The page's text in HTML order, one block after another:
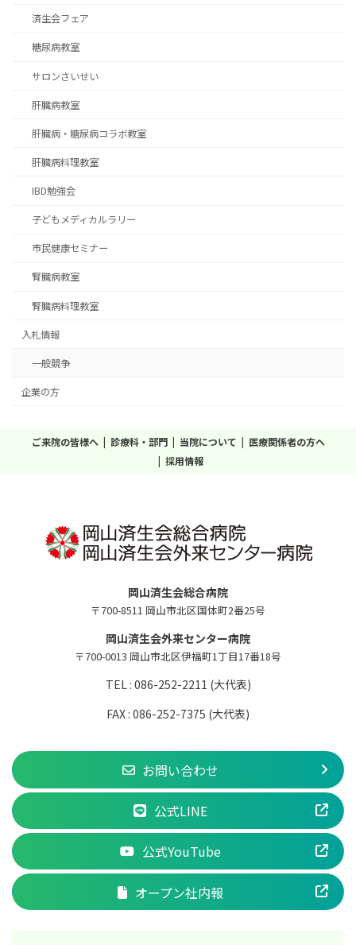
済生会フェア
糖尿病教室
サロンさいせい
肝臓病教室
肝臓病・糖尿病コラボ教室
肝臓病料理教室
IBD勉強会
子どもメディカルラリー
市民健康セミナー
腎臓病教室
腎臓病料理教室
入札情報
一般競争
企業の方
ご来院の皆様へ 診療科・部門 当院について
医療関係者の方へ
採用情報
岡山済生会総合病院
〒700-8511 岡山市北区国体町2番25号
岡山済生会外来センター病院
〒700-0013 岡山市北区伊福町1丁目17番18号
TEL : 086-252-2211 (大代表)
FAX : 086-252-7375 (大代表)
お問い合わせ
公式LINE
公式YouTube
オープン社内報